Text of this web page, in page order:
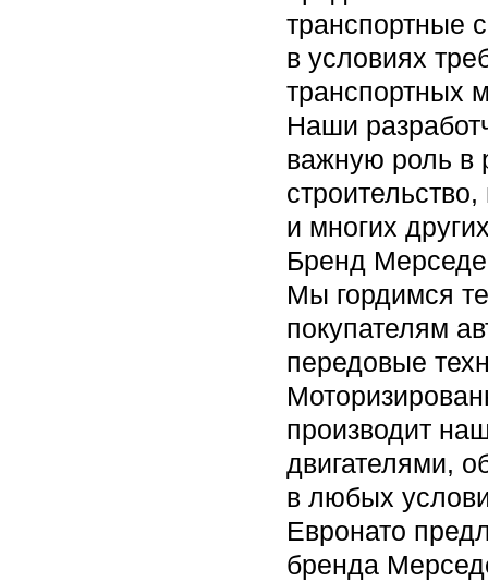
транспортные
в условиях
транспортных
Наши
важную роль в
и многих
Бренд
Мы гордимся
покупателям
передовые
производит
двигателями,
в любых
Евронато
бренда